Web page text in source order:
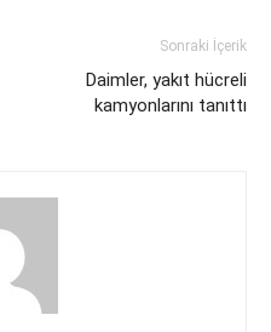
Sonraki İçerik
Daimler, yakıt hücreli
kamyonlarını tanıttı